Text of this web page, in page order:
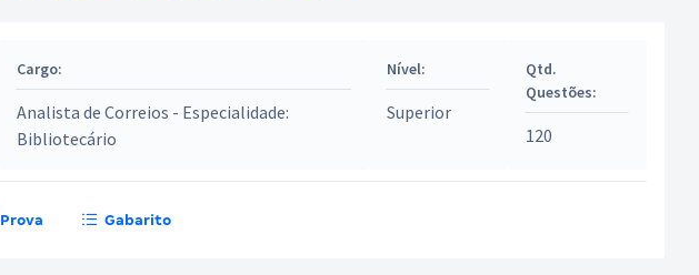
Cargo:
Analista de Correios - Especialidade:
Bibliotecário
Nível:
Superior
Qtd.
Questões:
120
Prova Gabarito